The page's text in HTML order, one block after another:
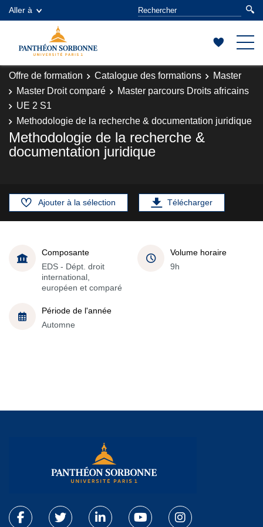
Aller à
Offre de formation Catalogue des formations
Master
Master Droit comparé
Master parcours Droits africains
UE 2 S1
Methodologie de la recherche & documentation juridique
Methodologie de la recherche &
documentation juridique
Ajouter à la sélection Télécharger
Composante
EDS - Dépt. droit
international,
européen et comparé
Volume horaire
9h
Période de l'année
Automne